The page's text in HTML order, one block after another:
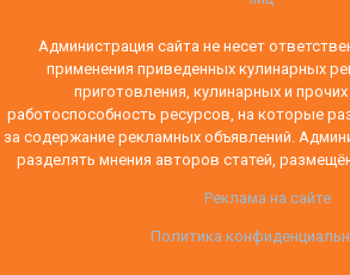
Администрация сайта не несет
применения приведенных кулинарных
приготовления, кулинарных и
работоспособность ресурсов, на которые
за содержание рекламных объявлений.
разделять мнения авторов статей,
Реклама на сайте
Политика